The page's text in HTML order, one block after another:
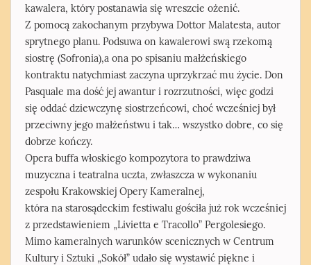
kawalera, który postanawia się wreszcie ożenić.
Z pomocą zakochanym przybywa Dottor Malatesta, autor
sprytnego planu. Podsuwa on kawalerowi swą rzekomą
siostrę (Sofronia),a ona po spisaniu małżeńskiego
kontraktu natychmiast zaczyna uprzykrzać mu życie. Don
Pasquale ma dość jej awantur i rozrzutności, więc godzi
się oddać dziewczynę siostrzeńcowi, choć wcześniej był
przeciwny jego małżeństwu i tak… wszystko dobre, co się
dobrze kończy.
Opera buffa włoskiego kompozytora to prawdziwa
muzyczna i teatralna uczta, zwłaszcza w wykonaniu
zespołu Krakowskiej Opery Kameralnej,
która na starosądeckim festiwalu gościła już rok wcześniej
z przedstawieniem „Livietta e Tracollo” Pergolesiego.
Mimo kameralnych warunków scenicznych w Centrum
Kultury i Sztuki „Sokół” udało się wystawić piękne i